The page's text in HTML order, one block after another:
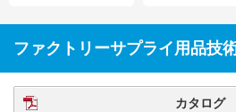
ファクトリーサプライ用品技
カタログ